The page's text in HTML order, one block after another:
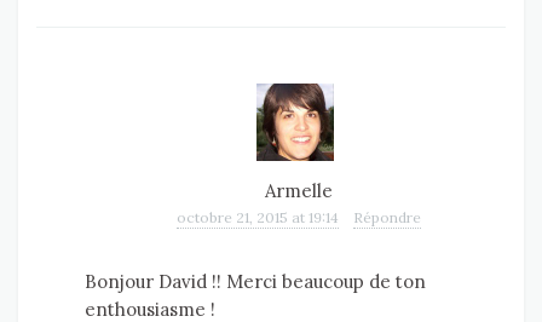
Armelle
octobre 21, 2015 at 19:14 Répondre
Bonjour David !! Merci beaucoup de ton
enthousiasme !